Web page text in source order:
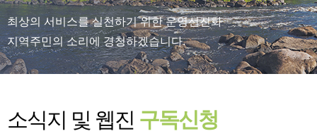
최상의 서비스를 실천하기 위한 운영선진화
지역주민의 소리에 경청하겠습니다.
소식지 및 웹진 구독신청